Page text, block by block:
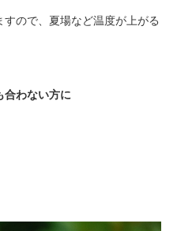
ので、夏場など温度が上がる
わない方に